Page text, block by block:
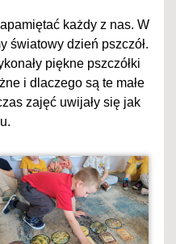
każdy z nas. W
światowy dzień pszczół.
piękne pszczółki
i dlaczego są te małe
zajęć uwijały się jak